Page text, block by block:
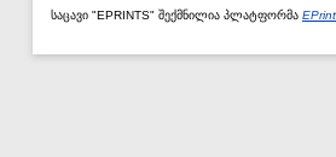
საცავი "EPRINTS" შექმნილია პლატფორმა